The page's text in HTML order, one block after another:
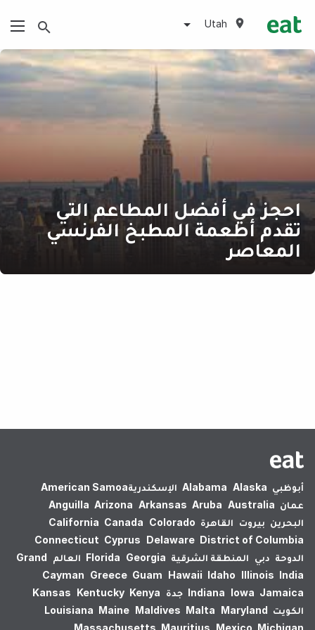
Utah
احجز في أفضل المطاعم التي
تقدم أطعمة المطبخ الفرنسي
المعاصر
أبوظبي Alabama Alaska الإسكندرية‎American Samoa
عمان
Anguilla Arizona Arkansas Aruba Australia
البحرين بيروت القاهرة California Canada Colorado
Connecticut Cyprus Delaware District of Columbia
الدوحة دبي المنطقة الشرقية Florida Georgia العالم
Grand
Cayman Greece Guam Hawaii Idaho Illinois India
Indiana Iowa Jamaica جدة Kansas Kentucky Kenya
الكويت
Louisiana Maine Maldives Malta Maryland